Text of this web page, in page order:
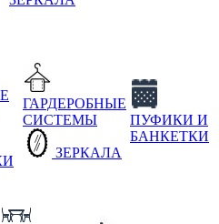
ГАРДЕРОБНЫЕ
СИСТЕМЫ
ЗЕРКАЛА
ПУФИКИ И
БАНКЕТКИ